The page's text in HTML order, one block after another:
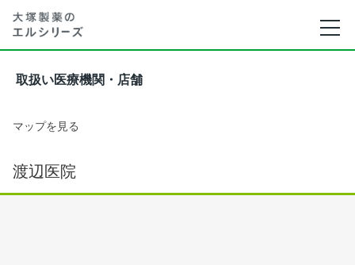
取扱い医療機関・店舗
マップを見る
渡辺医院